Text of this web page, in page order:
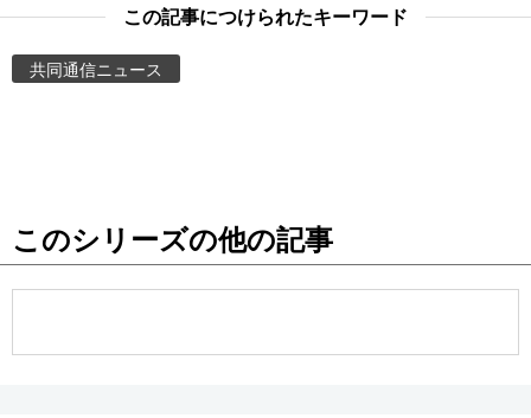
東京
この記事につけられたキーワード
共同通信ニュース
このシリーズの他の記事